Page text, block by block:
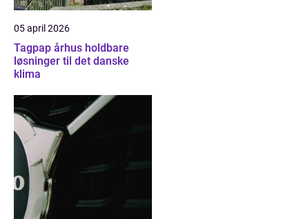
05 april 2026
Tagpap århus holdbare
løsninger til det danske
klima